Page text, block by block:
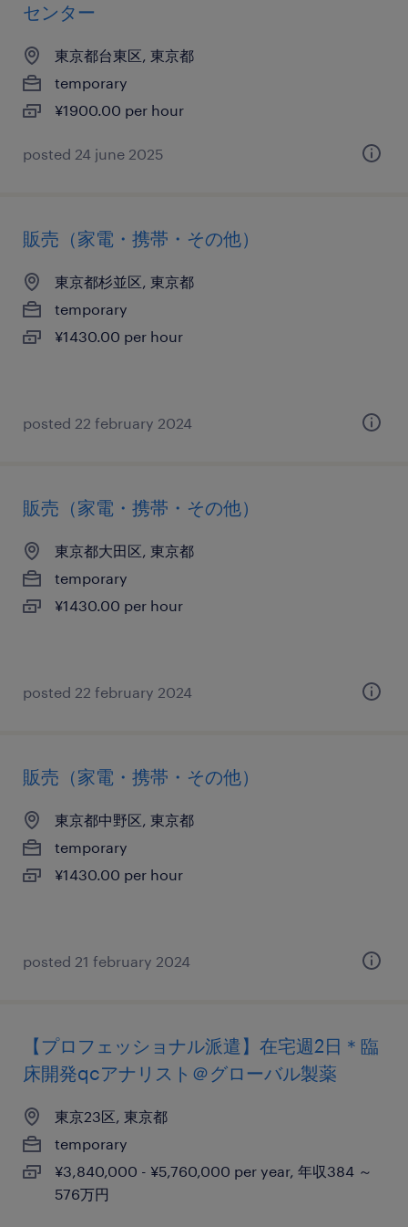
センター
東京都台東区, 東京都
temporary
¥1900.00 per hour
posted 24 june 2025
販売（家電・携帯・その他）
東京都杉並区, 東京都
temporary
¥1430.00 per hour
posted 22 february 2024
販売（家電・携帯・その他）
東京都大田区, 東京都
temporary
¥1430.00 per hour
posted 22 february 2024
販売（家電・携帯・その他）
東京都中野区, 東京都
temporary
¥1430.00 per hour
posted 21 february 2024
【プロフェッショナル派遣】在宅週2日＊臨
床開発qcアナリスト＠グローバル製薬
東京23区, 東京都
temporary
¥3,840,000 - ¥5,760,000 per year, 年収384 ～
576万円